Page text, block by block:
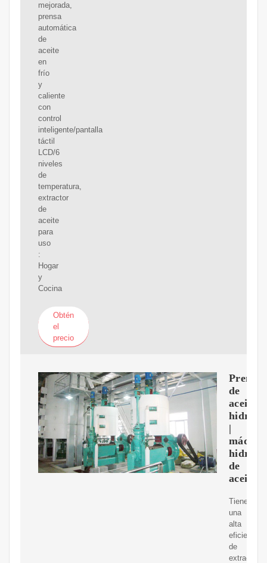
mejorada,
prensa
automática
de
aceite
en
frío
y
caliente
con
control
inteligente/pantalla
táctil
LCD/6
niveles
de
temperatura,
extractor
de
aceite
para
uso
:
Hogar
y
Cocina
Obtén
el
precio
Prensa
de
aceite
|
de
aceite
Tiene
una
alta
eficiencia
de
extracción